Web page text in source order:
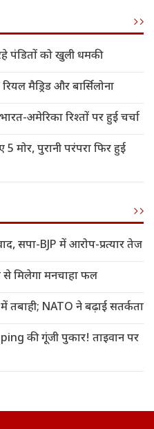
पंडितों को खुली धमकी
मैड्रिड और बार्सिलोना
अमेरिका रिश्तों पर हुई चर्चा
मोर, पुरानी परंपरा फिर हुई
सपा-BJP में आरोप-प्रत्यार तेज
से मिलेगा मनचाहा फल
तबाही; NATO ने बढ़ाई सतर्कता
की गूंजी पुकार! ताइवान पर